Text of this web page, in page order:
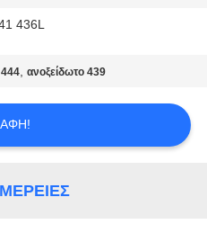
436L
444,ανοξείδωτο 439